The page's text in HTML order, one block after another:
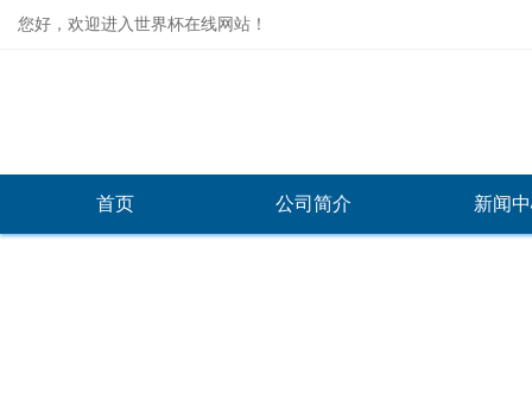
您好，欢迎进入世界杯在线网站！
首页 公司简介 新闻